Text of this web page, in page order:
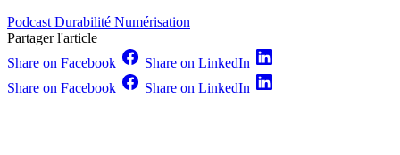
Podcast Durabilité Numérisation
Partager l'article
Share on Facebook
Share on LinkedIn
Share on Facebook
Share on LinkedIn